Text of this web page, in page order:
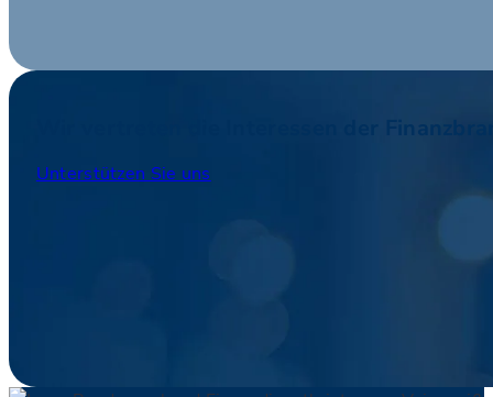
Wir vertreten die Interessen der
Unterstützen Sie uns